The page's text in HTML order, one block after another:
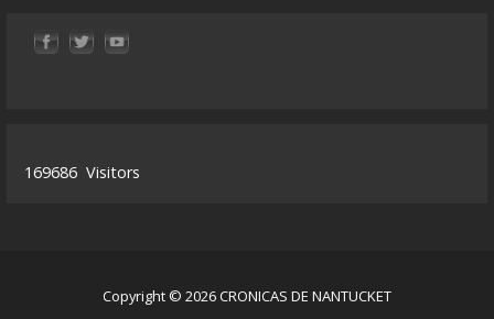
169686 Visitors
Copyright © 2026 CRONICAS DE NANTUCKET